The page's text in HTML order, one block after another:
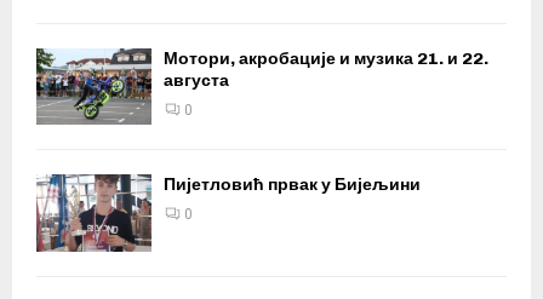
Мотори, акробације и музика 21. и 22.
августа
0
Пијетловић првак у Бијељини
0